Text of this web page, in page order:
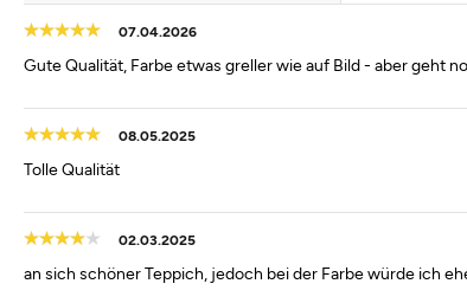
07.04.2026
Gute Qualität, Farbe etwas greller wie auf Bild - aber geht
08.05.2025
Tolle Qualität
02.03.2025
an sich schöner Teppich, jedoch bei der Farbe würde ich